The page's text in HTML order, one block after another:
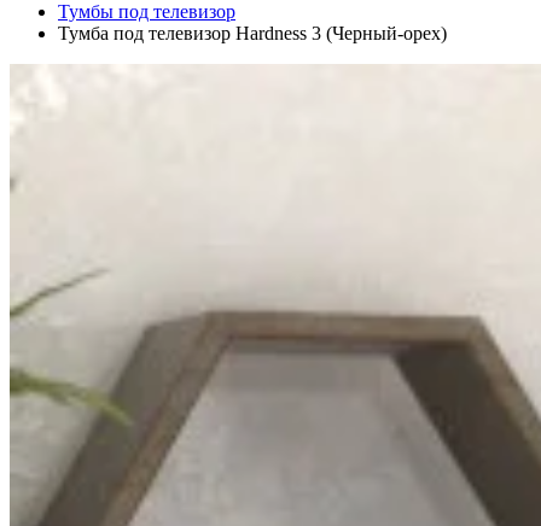
Тумбы под телевизор
Тумба под телевизор Hardness 3 (Черный-орех)